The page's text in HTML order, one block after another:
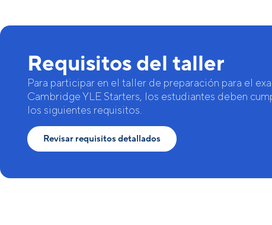
Requisitos del taller
Para participar en el taller de preparación para el
Cambridge YLE Starters, los estudiantes deben
los siguientes requisitos.
Revisar requisitos detallados